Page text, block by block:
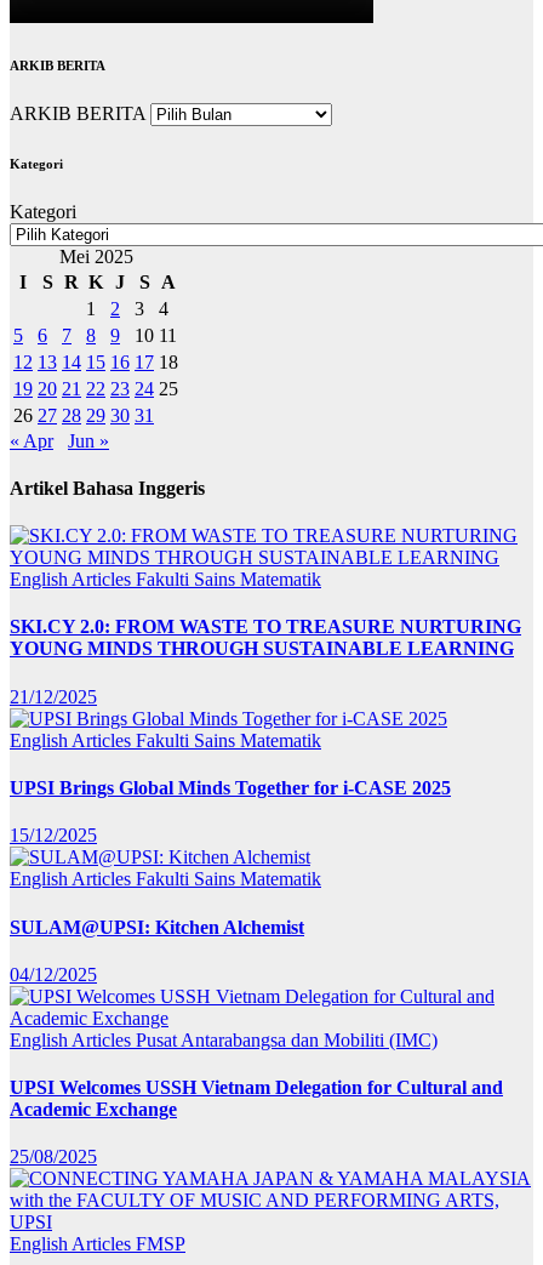
ARKIB BERITA
ARKIB BERITA
Kategori
Kategori
Mei 2025
I
S R K J S
A
1
2 3
4
5
6 7 8 9 10 11
12 13 14 15 16 17 18
19 20 21 22 23 24 25
26 27 28 29 30 31
« Apr
Jun »
Artikel Bahasa Inggeris
English Articles Fakulti Sains Matematik
SKI.CY 2.0: FROM WASTE TO TREASURE NURTURING
YOUNG MINDS THROUGH SUSTAINABLE LEARNING
21/12/2025
English Articles Fakulti Sains Matematik
UPSI Brings Global Minds Together for i-CASE 2025
15/12/2025
English Articles Fakulti Sains Matematik
SULAM@UPSI: Kitchen Alchemist
04/12/2025
English Articles Pusat Antarabangsa dan Mobiliti (IMC)
UPSI Welcomes USSH Vietnam Delegation for Cultural and
Academic Exchange
25/08/2025
English Articles FMSP